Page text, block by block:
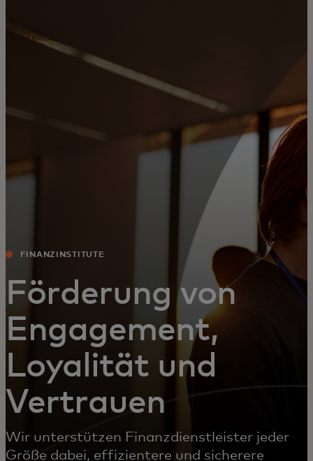
Für Unternehmen
Für Innovatoren
Neuigkeiten und Trends
FINANZINSTITUTE
Förderung von
Engagement,
Loyalität und
Vertrauen
Wir unterstützen Finanzdienstleister jeder
Größe dabei, effizientere und sicherere